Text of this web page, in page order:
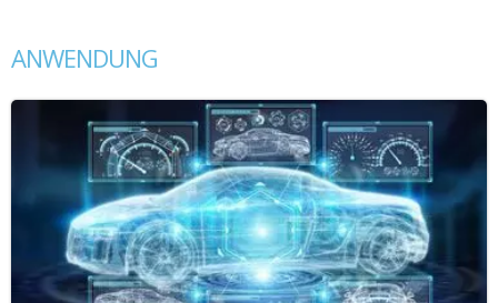
ANWENDUNG